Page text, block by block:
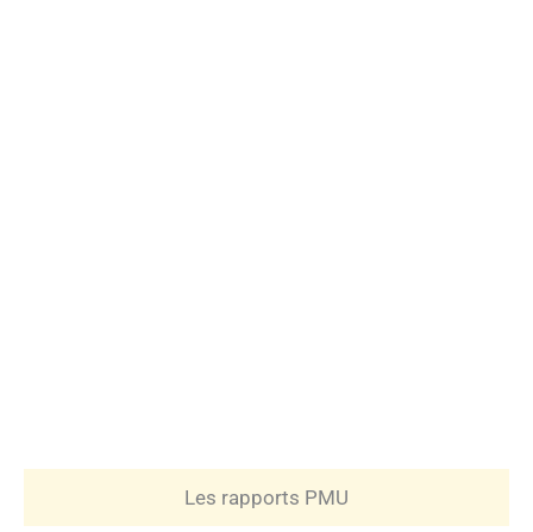
Les rapports PMU